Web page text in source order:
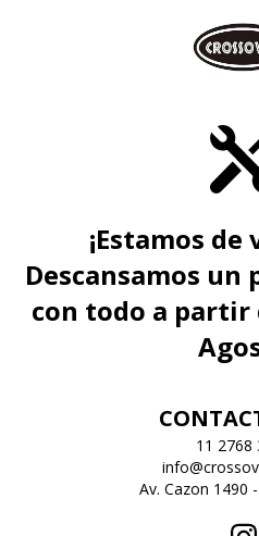
¡Estamos de
Descansamos un
con todo a partir
11 2768
Av. Cazon 1490